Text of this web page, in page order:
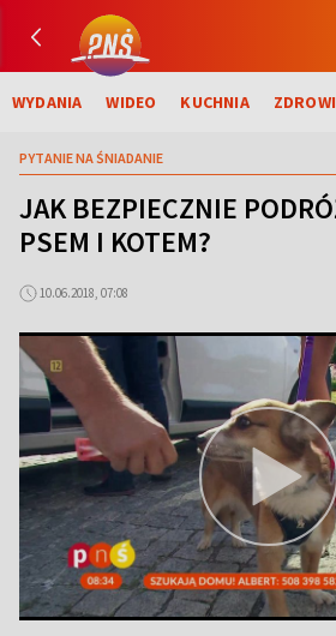
WYDANIA WIDEO KUCHNIA
PYTANIE NA ŚNIADANIE
JAK BEZPIECZNIE
PSEM I KOTEM?
10.06.2018, 07:08